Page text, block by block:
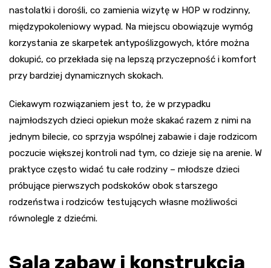
nastolatki i dorośli, co zamienia wizytę w HOP w rodzinny,
międzypokoleniowy wypad. Na miejscu obowiązuje wymóg
korzystania ze skarpetek antypoślizgowych, które można
dokupić, co przekłada się na lepszą przyczepność i komfort
przy bardziej dynamicznych skokach.
Ciekawym rozwiązaniem jest to, że w przypadku
najmłodszych dzieci opiekun może skakać razem z nimi na
jednym bilecie, co sprzyja wspólnej zabawie i daje rodzicom
poczucie większej kontroli nad tym, co dzieje się na arenie. W
praktyce często widać tu całe rodziny – młodsze dzieci
próbujące pierwszych podskoków obok starszego
rodzeństwa i rodziców testujących własne możliwości
równolegle z dziećmi.
Sala zabaw i konstrukcja